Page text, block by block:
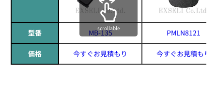
型番 MB-135 PMLN8121
価格 今すぐお見積もり 今すぐお見積もり
scrollable